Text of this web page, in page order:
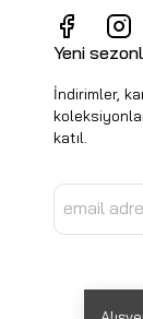
Yeni
İndirimler,
katıl.